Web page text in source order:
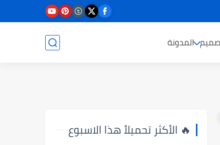
المدونة
🔥 الأكثر تحميلاً هذا الاسبوع